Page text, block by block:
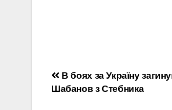
Навігація
В боях за Україну
Шабанов з Стебника